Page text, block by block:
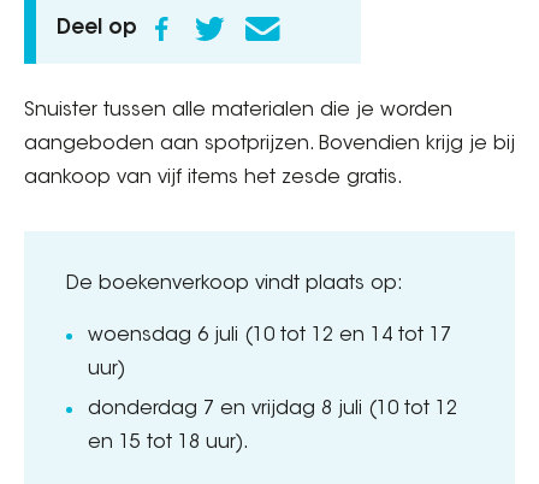
Deel op
Snuister tussen alle materialen die je worden
aangeboden aan spotprijzen. Bovendien krijg je bij
aankoop van vijf items het zesde gratis.
De boekenverkoop vindt plaats op:
woensdag 6 juli (10 tot 12 en 14 tot 17
uur)
donderdag 7 en vrijdag 8 juli (10 tot 12
en 15 tot 18 uur).